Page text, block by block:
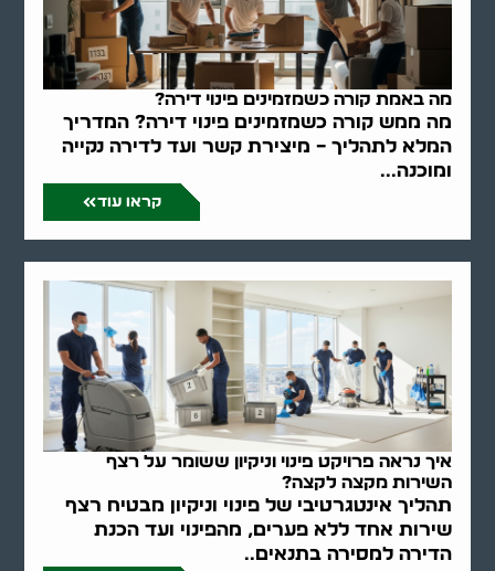
מה באמת קורה כשמזמינים פינוי דירה?
מה ממש קורה כשמזמינים פינוי דירה? המדריך
המלא לתהליך – מיצירת קשר ועד לדירה נקייה
ומוכנה...
קראו עוד
איך נראה פרויקט פינוי וניקיון ששומר על רצף
השירות מקצה לקצה?
תהליך אינטגרטיבי של פינוי וניקיון מבטיח רצף
שירות אחד ללא פערים, מהפינוי ועד הכנת
הדירה למסירה בתנאים..